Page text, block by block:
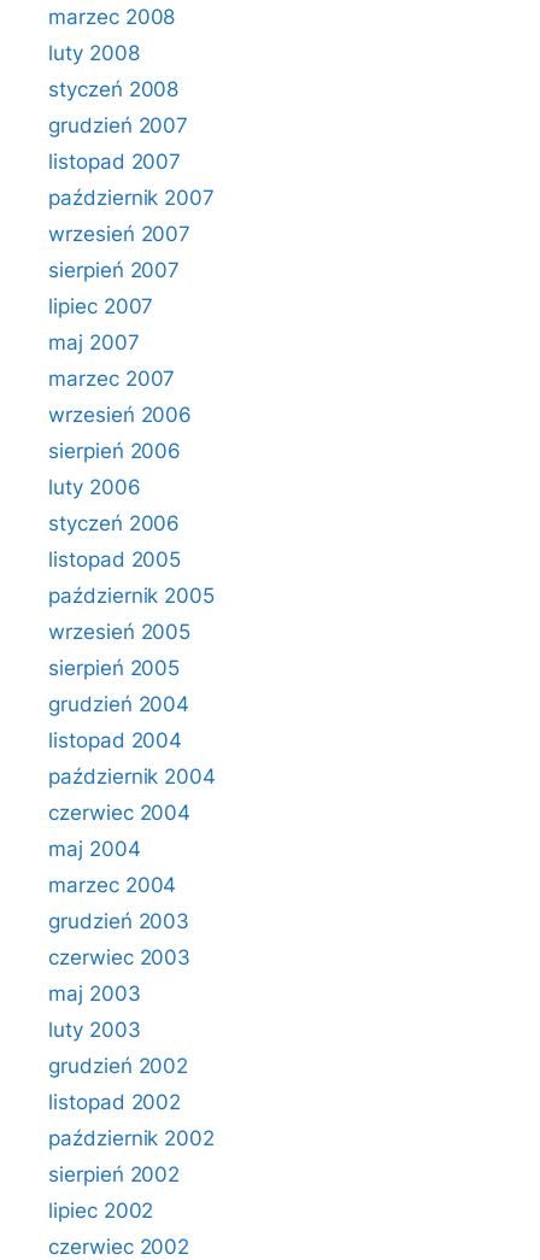
marzec 2008
luty 2008
styczeń 2008
grudzień 2007
listopad 2007
październik 2007
wrzesień 2007
sierpień 2007
lipiec 2007
maj 2007
marzec 2007
wrzesień 2006
sierpień 2006
luty 2006
styczeń 2006
listopad 2005
październik 2005
wrzesień 2005
sierpień 2005
grudzień 2004
listopad 2004
październik 2004
czerwiec 2004
maj 2004
marzec 2004
grudzień 2003
czerwiec 2003
maj 2003
luty 2003
grudzień 2002
listopad 2002
październik 2002
sierpień 2002
lipiec 2002
czerwiec 2002